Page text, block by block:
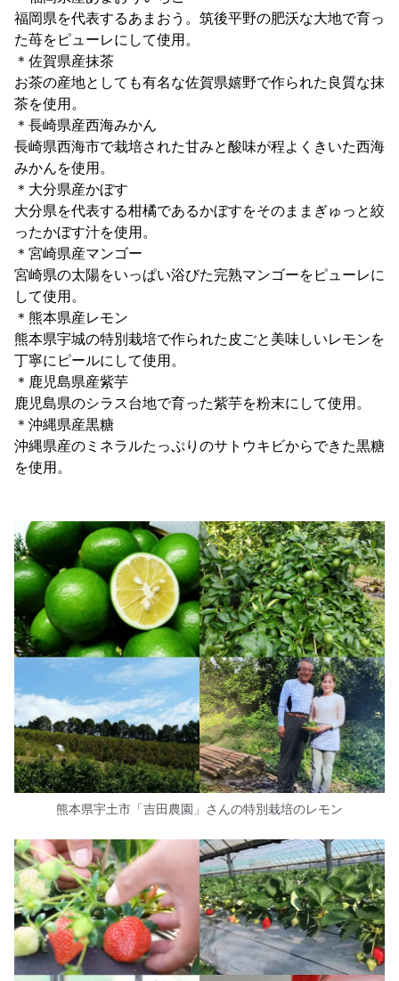
福岡県を代表するあまおう。筑後平野の肥沃な大地で育っ
た苺をピューレにして使用。
＊佐賀県産抹茶
お茶の産地としても有名な佐賀県嬉野で作られた良質な抹
茶を使用。
＊長崎県産西海みかん
長崎県西海市で栽培された甘みと酸味が程よくきいた西海
みかんを使用。
＊大分県産かぼす
大分県を代表する柑橘であるかぼすをそのままぎゅっと絞
ったかぼす汁を使用。
＊宮崎県産マンゴー
宮崎県の太陽をいっぱい浴びた完熟マンゴーをピューレに
して使用。
＊熊本県産レモン
熊本県宇城の特別栽培で作られた皮ごと美味しいレモンを
丁寧にピールにして使用。
＊鹿児島県産紫芋
鹿児島県のシラス台地で育った紫芋を粉末にして使用。
＊沖縄県産黒糖
沖縄県産のミネラルたっぷりのサトウキビからできた黒糖
を使用。
熊本県宇土市「吉田農園」さんの特別栽培のレモン